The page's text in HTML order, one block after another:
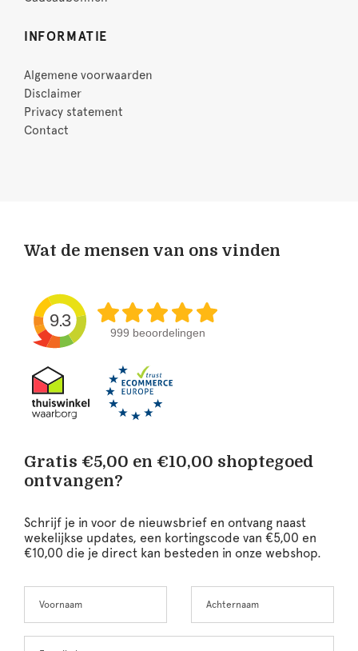
INFORMATIE
Algemene voorwaarden
Disclaimer
Privacy statement
Contact
Wat de mensen van ons vinden
9.3
999 beoordelingen
Gratis €5,00 en €10,00 shoptegoed
ontvangen?
Schrijf je in voor de nieuwsbrief en ontvang naast
wekelijkse updates, een kortingscode van €5,00 en
€10,00 die je direct kan besteden in onze webshop.
this